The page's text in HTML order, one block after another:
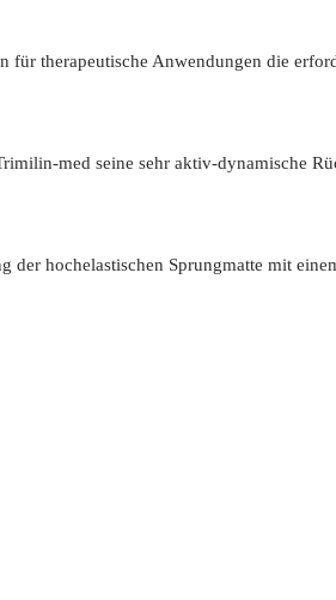
therapeutische Anwendungen die
med seine sehr aktiv-dynamische
hochelastischen Sprungmatte mit